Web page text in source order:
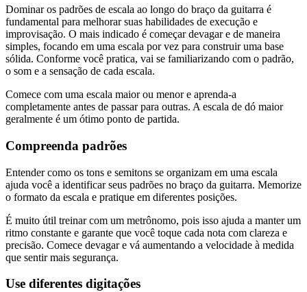
Dominar os padrões de escala ao longo do braço da guitarra é
fundamental para melhorar suas habilidades de execução e
improvisação. O mais indicado é começar devagar e de maneira
simples, focando em uma escala por vez para construir uma base
sólida. Conforme você pratica, vai se familiarizando com o padrão,
o som e a sensação de cada escala.
Comece com uma escala maior ou menor e aprenda-a
completamente antes de passar para outras. A escala de dó maior
geralmente é um ótimo ponto de partida.
Compreenda padrões
Entender como os tons e semitons se organizam em uma escala
ajuda você a identificar seus padrões no braço da guitarra. Memorize
o formato da escala e pratique em diferentes posições.
É muito útil treinar com um metrônomo, pois isso ajuda a manter um
ritmo constante e garante que você toque cada nota com clareza e
precisão. Comece devagar e vá aumentando a velocidade à medida
que sentir mais segurança.
Use diferentes digitações